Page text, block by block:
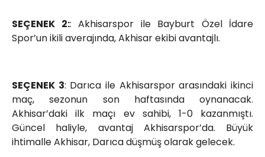
SEÇENEK 2:: Akhisarspor ile Bayburt Özel İdare
Spor’un ikili averajında, Akhisar ekibi avantajlı.
SEÇENEK 3: Darıca ile Akhisarspor arasındaki ikinci
maç, sezonun son haftasında oynanacak.
Akhisar’daki ilk maçı ev sahibi, 1-0 kazanmıştı.
Güncel haliyle, avantaj Akhisarspor’da. Büyük
ihtimalle Akhisar, Darıca düşmüş olarak gelecek.